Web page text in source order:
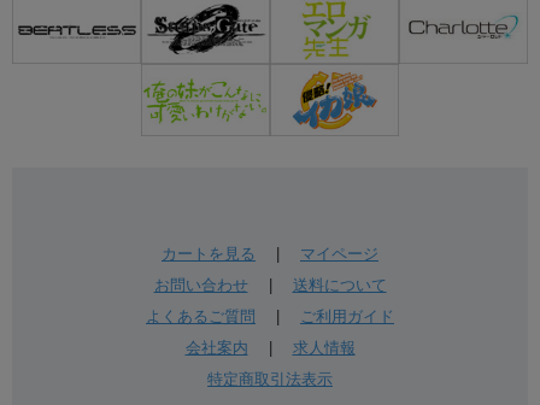
カートを見る
マイページ
お問い合わせ| 送料について
よくあるご質問
ご利用ガイド
会社案内
求人情報
特定商取引法表示